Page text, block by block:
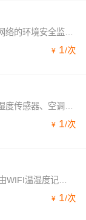
档案库房环境监控系统是基于网络的环境安全监测系统，适用于对环境温湿度或者安全要求较高的建筑物、进行工程施工的仓库、食品仓库、药品仓库、孵化生化实验室、电子厂房、机房、档案馆、图书馆等。
¥ 1/次
¥ 1/次
冰箱WIFI温湿度监测方案主要由WIFI温湿度记录仪或WIFI超低温温度记录仪和相关软件平台两部分组成，可实现24小时不间断在线监测，并支持远程查看数据、历史数据曲线查看、数据异常报警等功能。
¥ 1/次